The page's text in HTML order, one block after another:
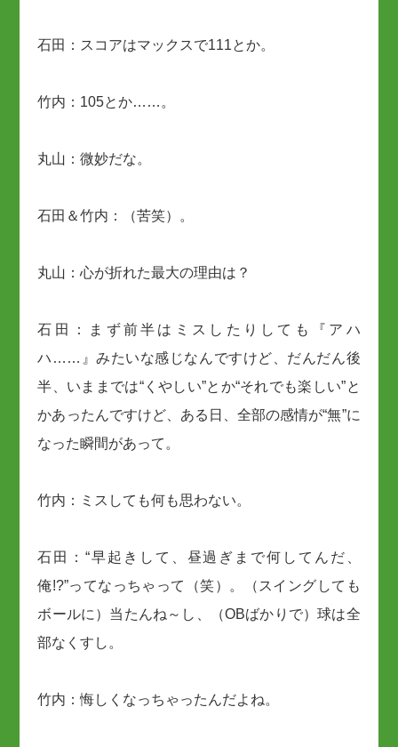
石田：スコアはマックスで111とか。
竹内：105とか……。
丸山：微妙だな。
石田＆竹内：（苦笑）。
丸山：心が折れた最大の理由は？
石田：まず前半はミスしたりしても『アハ
ハ……』みたいな感じなんですけど、だんだん後
半、いままでは“くやしい”とか“それでも楽しい”と
かあったんですけど、ある日、全部の感情が“無”に
なった瞬間があって。
竹内：ミスしても何も思わない。
石田：“早起きして、昼過ぎまで何してんだ、
俺!?”ってなっちゃって（笑）。（スイングしても
ボールに）当たんね～し、（OBばかりで）球は全
部なくすし。
竹内：悔しくなっちゃったんだよね。